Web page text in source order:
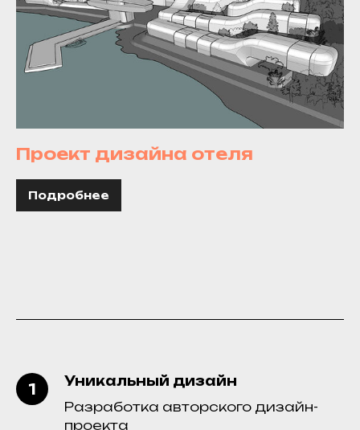
Проект дизайна отеля
Подробнее
Уникальный дизайн
Разработка авторского дизайн-
проекта